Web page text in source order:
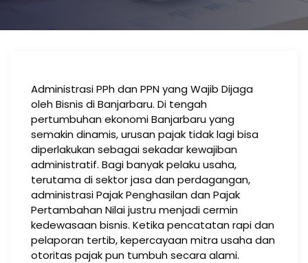
Administrasi PPh dan PPN yang Wajib Dijaga
oleh Bisnis di Banjarbaru. Di tengah
pertumbuhan ekonomi Banjarbaru yang
semakin dinamis, urusan pajak tidak lagi bisa
diperlakukan sebagai sekadar kewajiban
administratif. Bagi banyak pelaku usaha,
terutama di sektor jasa dan perdagangan,
administrasi Pajak Penghasilan dan Pajak
Pertambahan Nilai justru menjadi cermin
kedewasaan bisnis. Ketika pencatatan rapi dan
pelaporan tertib, kepercayaan mitra usaha dan
otoritas pajak pun tumbuh secara alami.